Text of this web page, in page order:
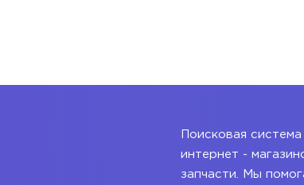
Поисковая
интернет -
запчасти. Мы